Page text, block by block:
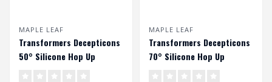
MAPLE LEAF
Transformers Decepticons
50° Silicone Hop Up
MAPLE LEAF
Transformers Decepticons
70° Silicone Hop Up